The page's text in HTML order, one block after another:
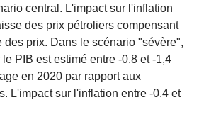
central. L'impact sur l'inflation
des prix pétroliers compensant
des prix. Dans le scénario "sévère",
PIB est estimé entre -0.8 et -1,4
en 2020 par rapport aux
L'impact sur l'inflation entre -0.4 et